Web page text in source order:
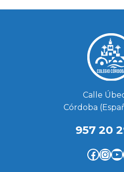
Calle
Córdoba
957 20
#